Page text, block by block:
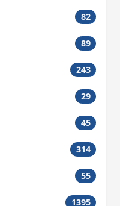
82
89
243
29
45
314
55
1395